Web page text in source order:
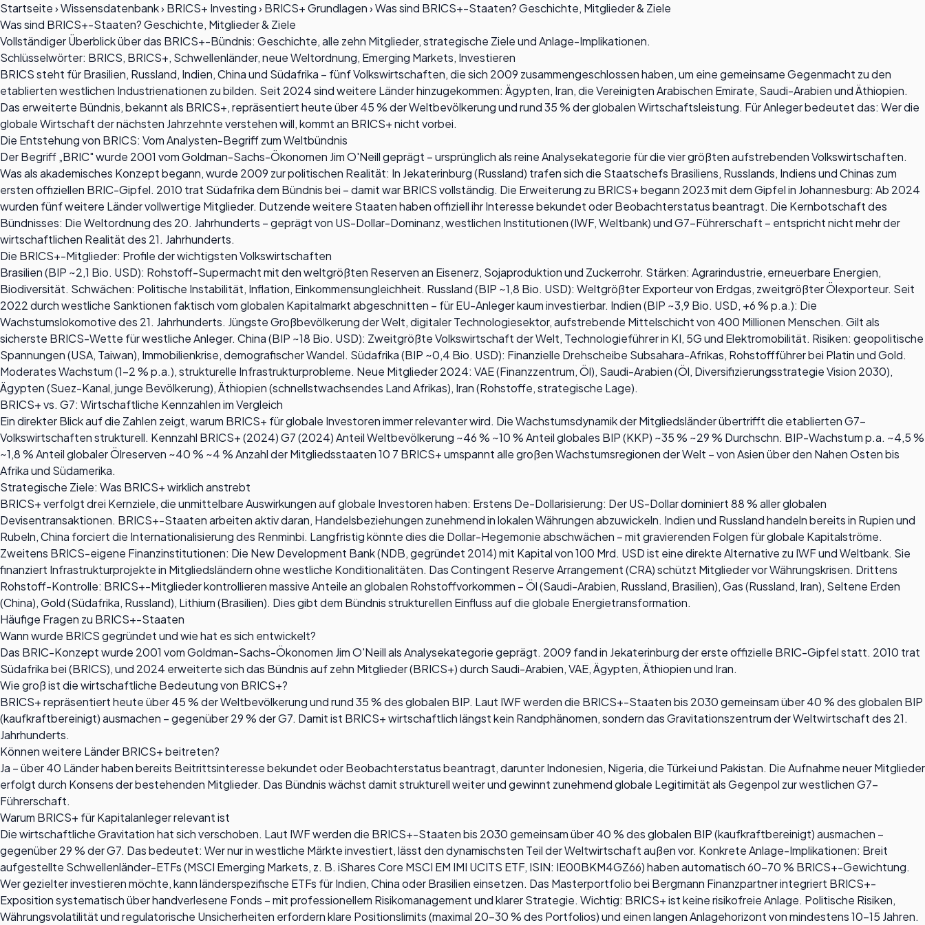
Startseite›Wissensdatenbank› BRICS+ Investing› BRICS+ Grundlagen›Was sind BRICS+-Staaten? Geschichte, Mitglieder & Ziele
Was sind BRICS+-Staaten? Geschichte, Mitglieder & Ziele
Vollständiger Überblick über das BRICS+-Bündnis: Geschichte, alle zehn Mitglieder, strategische Ziele und Anlage-Implikationen.
Schlüsselwörter: BRICS, BRICS+, Schwellenländer, neue Weltordnung, Emerging Markets, Investieren
BRICS steht für Brasilien, Russland, Indien, China und Südafrika – fünf Volkswirtschaften, die sich 2009 zusammengeschlossen haben, um eine gemeinsame Gegenmacht zu den
etablierten westlichen Industrienationen zu bilden. Seit 2024 sind weitere Länder hinzugekommen: Ägypten, Iran, die Vereinigten Arabischen Emirate, Saudi-Arabien und Äthiopien.
Das erweiterte Bündnis, bekannt als BRICS+, repräsentiert heute über 45 % der Weltbevölkerung und rund 35 % der globalen Wirtschaftsleistung. Für Anleger bedeutet das: Wer die
globale Wirtschaft der nächsten Jahrzehnte verstehen will, kommt an BRICS+ nicht vorbei.
Die Entstehung von BRICS: Vom Analysten-Begriff zum Weltbündnis
Der Begriff „BRIC" wurde 2001 vom Goldman-Sachs-Ökonomen Jim O'Neill geprägt – ursprünglich als reine Analysekategorie für die vier größten aufstrebenden Volkswirtschaften.
Was als akademisches Konzept begann, wurde 2009 zur politischen Realität: In Jekaterinburg (Russland) trafen sich die Staatschefs Brasiliens, Russlands, Indiens und Chinas zum
ersten offiziellen BRIC-Gipfel. 2010 trat Südafrika dem Bündnis bei – damit war BRICS vollständig. Die Erweiterung zu BRICS+ begann 2023 mit dem Gipfel in Johannesburg: Ab 2024
wurden fünf weitere Länder vollwertige Mitglieder. Dutzende weitere Staaten haben offiziell ihr Interesse bekundet oder Beobachterstatus beantragt. Die Kernbotschaft des
Bündnisses: Die Weltordnung des 20. Jahrhunderts – geprägt von US-Dollar-Dominanz, westlichen Institutionen (IWF, Weltbank) und G7-Führerschaft – entspricht nicht mehr der
wirtschaftlichen Realität des 21. Jahrhunderts.
Die BRICS+-Mitglieder: Profile der wichtigsten Volkswirtschaften
Brasilien (BIP ~2,1 Bio. USD): Rohstoff-Supermacht mit den weltgrößten Reserven an Eisenerz, Sojaproduktion und Zuckerrohr. Stärken: Agrarindustrie, erneuerbare Energien,
Biodiversität. Schwächen: Politische Instabilität, Inflation, Einkommensungleichheit. Russland (BIP ~1,8 Bio. USD): Weltgrößter Exporteur von Erdgas, zweitgrößter Ölexporteur. Seit
2022 durch westliche Sanktionen faktisch vom globalen Kapitalmarkt abgeschnitten – für EU-Anleger kaum investierbar. Indien (BIP ~3,9 Bio. USD, +6 % p.a.): Die
Wachstumslokomotive des 21. Jahrhunderts. Jüngste Großbevölkerung der Welt, digitaler Technologiesektor, aufstrebende Mittelschicht von 400 Millionen Menschen. Gilt als
sicherste BRICS-Wette für westliche Anleger. China (BIP ~18 Bio. USD): Zweitgrößte Volkswirtschaft der Welt, Technologieführer in KI, 5G und Elektromobilität. Risiken: geopolitische
Spannungen (USA, Taiwan), Immobilienkrise, demografischer Wandel. Südafrika (BIP ~0,4 Bio. USD): Finanzielle Drehscheibe Subsahara-Afrikas, Rohstoffführer bei Platin und Gold.
Moderates Wachstum (1–2 % p.a.), strukturelle Infrastrukturprobleme. Neue Mitglieder 2024: VAE (Finanzzentrum, Öl), Saudi-Arabien (Öl, Diversifizierungsstrategie Vision 2030),
Ägypten (Suez-Kanal, junge Bevölkerung), Äthiopien (schnellstwachsendes Land Afrikas), Iran (Rohstoffe, strategische Lage).
BRICS+ vs. G7: Wirtschaftliche Kennzahlen im Vergleich
Ein direkter Blick auf die Zahlen zeigt, warum BRICS+ für globale Investoren immer relevanter wird. Die Wachstumsdynamik der Mitgliedsländer übertrifft die etablierten G7-
Volkswirtschaften strukturell. Kennzahl BRICS+ (2024) G7 (2024) Anteil Weltbevölkerung ~46 % ~10 % Anteil globales BIP (KKP) ~35 % ~29 % Durchschn. BIP-Wachstum p.a. ~4,5 %
~1,8 % Anteil globaler Ölreserven ~40 % ~4 % Anzahl der Mitgliedsstaaten 10 7 BRICS+ umspannt alle großen Wachstumsregionen der Welt – von Asien über den Nahen Osten bis
Afrika und Südamerika.
Strategische Ziele: Was BRICS+ wirklich anstrebt
BRICS+ verfolgt drei Kernziele, die unmittelbare Auswirkungen auf globale Investoren haben: Erstens De-Dollarisierung: Der US-Dollar dominiert 88 % aller globalen
Devisentransaktionen. BRICS+-Staaten arbeiten aktiv daran, Handelsbeziehungen zunehmend in lokalen Währungen abzuwickeln. Indien und Russland handeln bereits in Rupien und
Rubeln, China forciert die Internationalisierung des Renminbi. Langfristig könnte dies die Dollar-Hegemonie abschwächen – mit gravierenden Folgen für globale Kapitalströme.
Zweitens BRICS-eigene Finanzinstitutionen: Die New Development Bank (NDB, gegründet 2014) mit Kapital von 100 Mrd. USD ist eine direkte Alternative zu IWF und Weltbank. Sie
finanziert Infrastrukturprojekte in Mitgliedsländern ohne westliche Konditionalitäten. Das Contingent Reserve Arrangement (CRA) schützt Mitglieder vor Währungskrisen. Drittens
Rohstoff-Kontrolle: BRICS+-Mitglieder kontrollieren massive Anteile an globalen Rohstoffvorkommen – Öl (Saudi-Arabien, Russland, Brasilien), Gas (Russland, Iran), Seltene Erden
(China), Gold (Südafrika, Russland), Lithium (Brasilien). Dies gibt dem Bündnis strukturellen Einfluss auf die globale Energietransformation.
Häufige Fragen zu BRICS+-Staaten
Wann wurde BRICS gegründet und wie hat es sich entwickelt?
Das BRIC-Konzept wurde 2001 vom Goldman-Sachs-Ökonomen Jim O'Neill als Analysekategorie geprägt. 2009 fand in Jekaterinburg der erste offizielle BRIC-Gipfel statt. 2010 trat
Südafrika bei (BRICS), und 2024 erweiterte sich das Bündnis auf zehn Mitglieder (BRICS+) durch Saudi-Arabien, VAE, Ägypten, Äthiopien und Iran.
Wie groß ist die wirtschaftliche Bedeutung von BRICS+?
BRICS+ repräsentiert heute über 45 % der Weltbevölkerung und rund 35 % des globalen BIP. Laut IWF werden die BRICS+-Staaten bis 2030 gemeinsam über 40 % des globalen BIP
(kaufkraftbereinigt) ausmachen – gegenüber 29 % der G7. Damit ist BRICS+ wirtschaftlich längst kein Randphänomen, sondern das Gravitationszentrum der Weltwirtschaft des 21.
Jahrhunderts.
Können weitere Länder BRICS+ beitreten?
Ja – über 40 Länder haben bereits Beitrittsinteresse bekundet oder Beobachterstatus beantragt, darunter Indonesien, Nigeria, die Türkei und Pakistan. Die Aufnahme neuer Mitglieder
erfolgt durch Konsens der bestehenden Mitglieder. Das Bündnis wächst damit strukturell weiter und gewinnt zunehmend globale Legitimität als Gegenpol zur westlichen G7-
Führerschaft.
Warum BRICS+ für Kapitalanleger relevant ist
Die wirtschaftliche Gravitation hat sich verschoben. Laut IWF werden die BRICS+-Staaten bis 2030 gemeinsam über 40 % des globalen BIP (kaufkraftbereinigt) ausmachen –
gegenüber 29 % der G7. Das bedeutet: Wer nur in westliche Märkte investiert, lässt den dynamischsten Teil der Weltwirtschaft außen vor. Konkrete Anlage-Implikationen: Breit
aufgestellte Schwellenländer-ETFs (MSCI Emerging Markets, z. B. iShares Core MSCI EM IMI UCITS ETF, ISIN: IE00BKM4GZ66) haben automatisch 60–70 % BRICS+-Gewichtung.
Wer gezielter investieren möchte, kann länderspezifische ETFs für Indien, China oder Brasilien einsetzen. Das Masterportfolio bei Bergmann Finanzpartner integriert BRICS+-
Exposition systematisch über handverlesene Fonds – mit professionellem Risikomanagement und klarer Strategie. Wichtig: BRICS+ ist keine risikofreie Anlage. Politische Risiken,
Währungsvolatilität und regulatorische Unsicherheiten erfordern klare Positionslimits (maximal 20–30 % des Portfolios) und einen langen Anlagehorizont von mindestens 10–15 Jahren.